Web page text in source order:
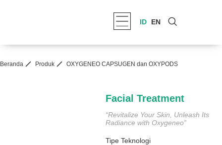
ID EN
Beranda Produk OXYGENEO CAPSUGEN dan OXYPODS
Facial Treatment
“Revitalize Your Skin, Unleash Its
Radiance with Oxygeneo”
Tipe Teknologi